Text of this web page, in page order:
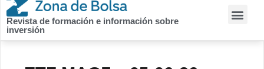
Revista de formación e información sobre
inversión